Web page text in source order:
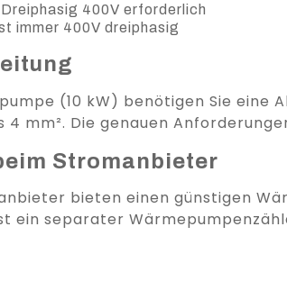
Dreiphasig 400V erforderlich
immer 400V dreiphasig
(10 kW) benötigen Sie eine
mm². Die genauen
Stromanbieter
bieten einen günstigen
ein separater